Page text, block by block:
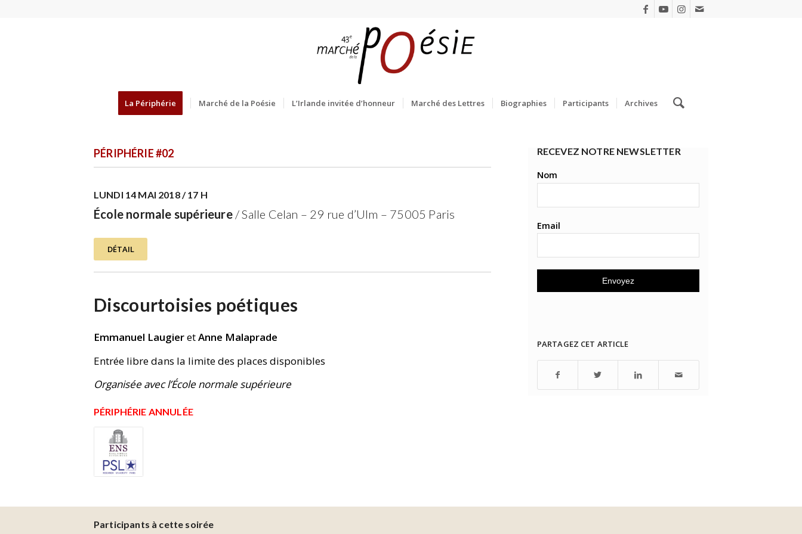
La Périphérie Marché de la Poésie L’Irlande invitée d’honneur Marché des Lettres Biographies Participants Archives
PÉRIPHÉRIE #02
LUNDI 14 MAI 2018 / 17 H
École normale supérieure/ Salle Celan – 29 rue d’Ulm – 75005 Paris
DÉTAIL
Discourtoisies poétiques
Emmanuel LaugieretAnne Malaprade
Entrée libre dans la limite des places disponibles
Organisée avec l’École normale supérieure
PÉRIPHÉRIE ANNULÉE
RECEVEZ NOTRE NEWSLETTER
Nom
Email
PARTAGEZ CET ARTICLE
Participants à cette soirée